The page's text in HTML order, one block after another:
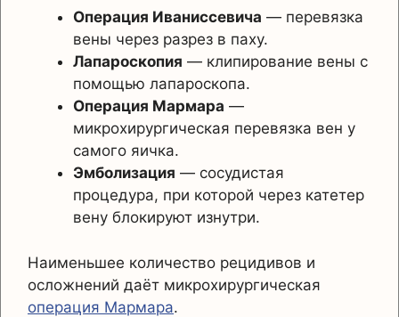
Операция Иваниссевича — перевязка
вены через разрез в паху.
Лапароскопия — клипирование вены с
помощью лапароскопа.
Операция Мармара —
микрохирургическая перевязка вен у
самого яичка.
Эмболизация — сосудистая
процедура, при которой через катетер
вену блокируют изнутри.
Наименьшее количество рецидивов и
осложнений даёт микрохирургическая
операция Мармара.